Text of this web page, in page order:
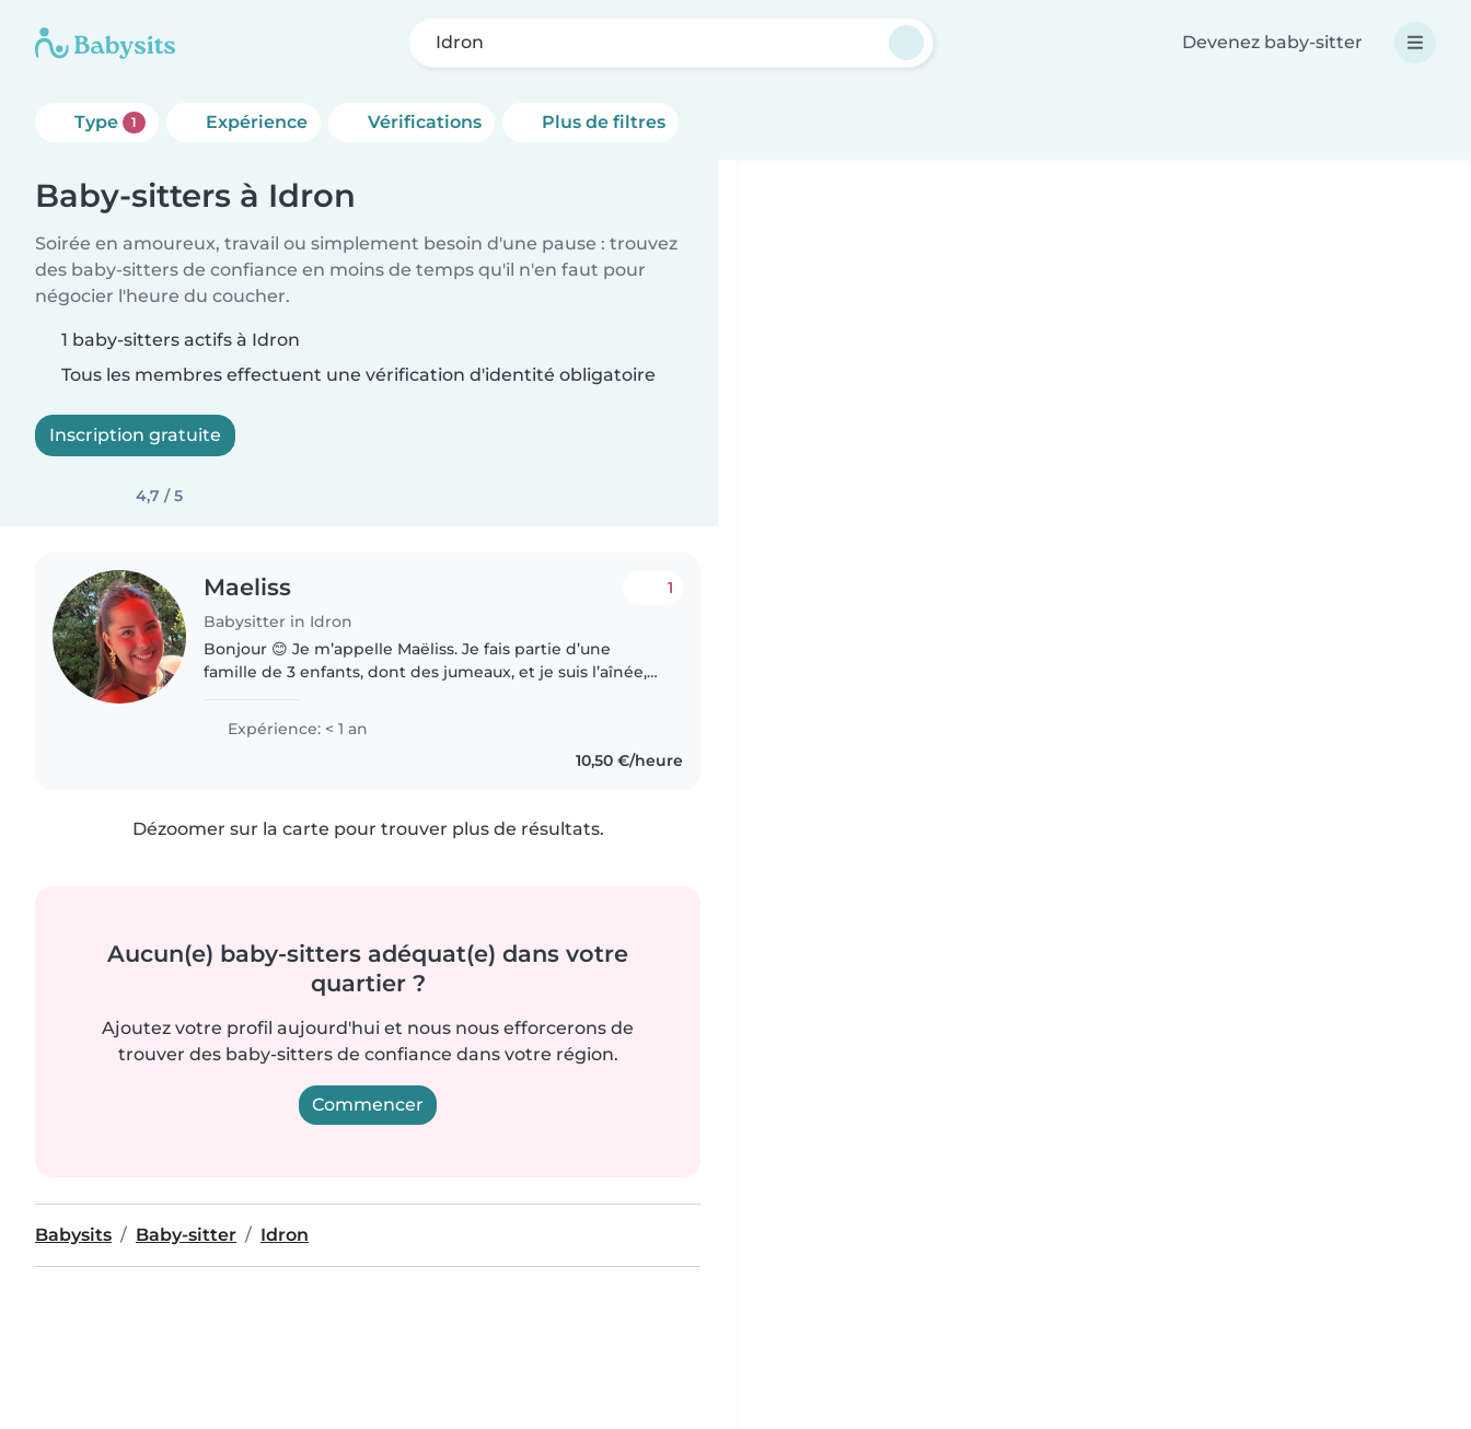
Idron Devenez baby-sitter
Type 1 Expérience Vérifications Plus de filtres
Baby-sitters à Idron
Soirée en amoureux, travail ou simplement besoin d'une pause : trouvez
des baby-sitters de confiance en moins de temps qu'il n'en faut pour
négocier l'heure du coucher.
1 baby-sitters actifs à Idron
Tous les membres effectuent une vérification d'identité obligatoire
Inscription gratuite
4,7 / 5
Maeliss
Babysitter in Idron
1
Bonjour 😊 Je m’appelle Maëliss. Je fais partie d’une
famille de 3 enfants, dont des jumeaux, et je suis l’aînée,
douce et patiente...
Expérience: < 1 an
10,50 €/heure
Dézoomer sur la carte pour trouver plus de résultats.
Aucun(e) baby-sitters adéquat(e) dans votre
quartier ?
Ajoutez votre profil aujourd'hui et nous nous efforcerons de
trouver des baby-sitters de confiance dans votre région.
Commencer
Babysits Baby-sitter Idron